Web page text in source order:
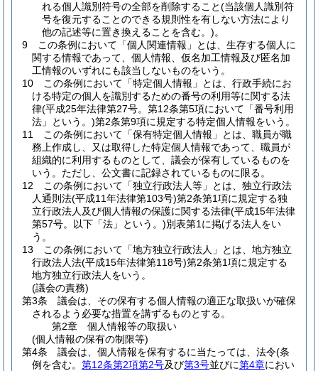
れる個人識別符号の全部を削除すること(当該個人識別符
号を復元することのできる規則性を有しない方法により
他の記述等に置き換えることを含む。)。
9
この条例において「個人関連情報」とは、生存する個人に
関する情報であって、個人情報、仮名加工情報及び匿名加
工情報のいずれにも該当しないものをいう。
10
この条例において「特定個人情報」とは、行政手続にお
ける特定の個人を識別するための番号の利用等に関する法
律(平成25年法律第27号。第12条第5項において「番号利用
法」という。)第2条第9項に規定する特定個人情報をいう。
11
この条例において「保有特定個人情報」とは、職員が職
務上作成し、又は取得した特定個人情報であって、職員が
組織的に利用するものとして、議会が保有しているものを
いう。 ただし、公文書に記録されているものに限る。
12
この条例において「独立行政法人等」とは、独立行政法
人通則法(平成11年法律第103号)第2条第1項に規定する独
立行政法人及び個人情報の保護に関する法律(平成15年法律
第57号。以下「法」という。)別表第1に掲げる法人をい
う。
13
この条例において「地方独立行政法人」とは、地方独立
行政法人法(平成15年法律第118号)第2条第1項に規定する
地方独立行政法人をいう。
(議会の責務)
第3条
議会は、その保有する個人情報の適正な取扱いが確保
されるよう必要な措置を講ずるものとする。
第2章
個人情報等の取扱い
(個人情報の保有の制限等)
第4条
議会は、個人情報を保有するに当たっては、法令(条
例を含む。 第12条第2項第2号及び第3号並びに第4章におい